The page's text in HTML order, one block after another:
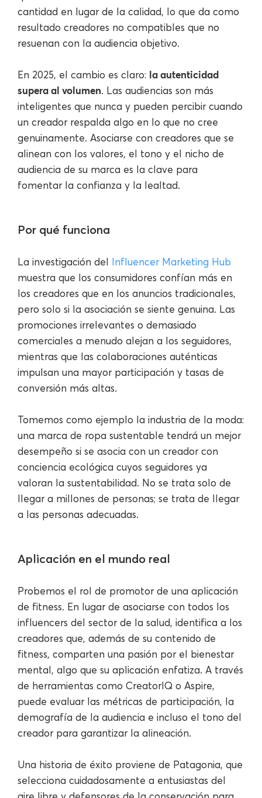
cantidad en lugar de la calidad, lo que da como
resultado creadores no compatibles que no
resuenan con la audiencia objetivo.
En 2025, el cambio es claro: la autenticidad
supera al volumen. Las audiencias son más
inteligentes que nunca y pueden percibir cuando
un creador respalda algo en lo que no cree
genuinamente. Asociarse con creadores que se
alinean con los valores, el tono y el nicho de
audiencia de su marca es la clave para
fomentar la confianza y la lealtad.
Por qué funciona
La investigación del Influencer Marketing Hub
muestra que los consumidores confían más en
los creadores que en los anuncios tradicionales,
pero solo si la asociación se siente genuina. Las
promociones irrelevantes o demasiado
comerciales a menudo alejan a los seguidores,
mientras que las colaboraciones auténticas
impulsan una mayor participación y tasas de
conversión más altas.
Tomemos como ejemplo la industria de la moda:
una marca de ropa sustentable tendrá un mejor
desempeño si se asocia con un creador con
conciencia ecológica cuyos seguidores ya
valoran la sustentabilidad. No se trata solo de
llegar a millones de personas; se trata de llegar
a las personas adecuadas.
Aplicación en el mundo real
Probemos el rol de promotor de una aplicación
de fitness. En lugar de asociarse con todos los
influencers del sector de la salud, identifica a los
creadores que, además de su contenido de
fitness, comparten una pasión por el bienestar
mental, algo que su aplicación enfatiza. A través
de herramientas como CreatorIQ o Aspire,
puede evaluar las métricas de participación, la
demografía de la audiencia e incluso el tono del
creador para garantizar la alineación.
Una historia de éxito proviene de Patagonia, que
selecciona cuidadosamente a entusiastas del